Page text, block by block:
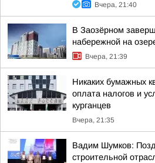
Вчера, 21:40
В Заозёрном
набережной на
Вчера, 21:39
Никаких бумажных
оплата налогов и
курганцев
Вчера, 21:35
Вадим Шумков:
строительной